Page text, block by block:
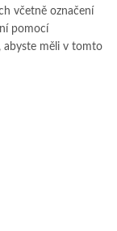
včetně označení
pomocí
abyste měli v tomto